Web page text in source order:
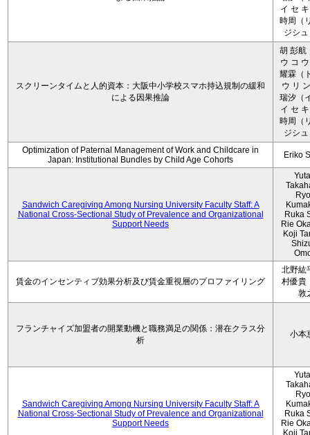
イ セ
時周（
ジシ
スクリーンタイムと人的資本：大阪中小学校スマホ持込規制の緩和
による因果推論
胡 彭航
ウ コ
耀霖（
ウ リ
瑞汐（
イ セ
時周（
ジシ
Optimization of Paternal Management of Work and Childcare in
Japan: Institutional Bundles by Child Age Cohorts
Eriko
Sandwich Caregiving Among Nursing University Faculty Staff: A
National Cross-Sectional Study of Prevalence and Organizational
Support Needs
Ruka
Rie
Koji
賃金のインセンティブ効果分析及び賃金重視層のプロファイリング
北野紘
村優貴
敦
フランチャイズ加盟者の開業動機と職務満足の関係：潜在クラス分
析
小本
Sandwich Caregiving Among Nursing University Faculty Staff: A
National Cross-Sectional Study of Prevalence and Organizational
Support Needs
Ruka
Rie
Koji